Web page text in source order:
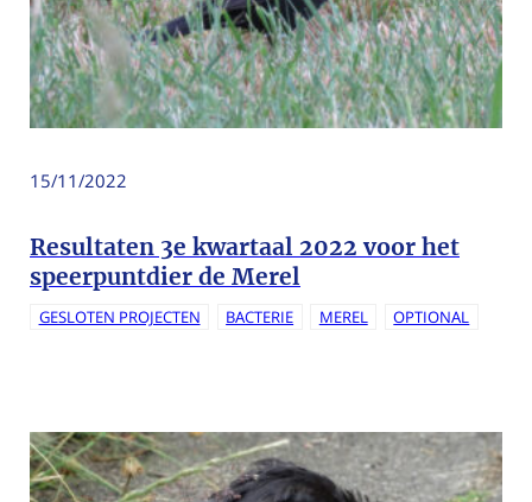
15/11/2022
Resultaten 3e kwartaal 2022 voor het
speerpuntdier de Merel
GESLOTEN PROJECTEN BACTERIE MEREL OPTIONAL